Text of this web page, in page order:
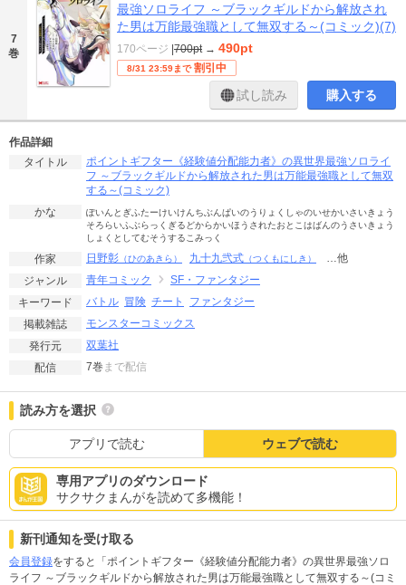
7
巻
最強ソロライフ ～ブラックギルドから解放され
た男は万能最強職として無双する～(コミック)(7)
170ページ |700pt → 490pt
8/31 23:59まで 割引中
試し読み 購入する
作品詳細
タイトル
ポイントギフター《経験値分配能力者》の異世界最強ソロライ
フ ～ブラックギルドから解放された男は万能最強職として無双
する～(コミック)
かな
ぽいんとぎふたーけいけんちぶんぱいのうりょくしゃのいせかいさいきょう
そろらいふぶらっくぎるどからかいほうされたおとこはばんのうさいきょう
しょくとしてむそうするこみっく
作家 日野彰 （ひのあきら） 九十九弐式 （つくもにしき）
…他
ジャンル
青年コミック
SF・ファンタジー
キーワード
バトル 冒険 チート
ファンタジー
掲載雑誌
モンスターコミックス
発行元
双葉社
配信
7巻 まで配信
読み方を選択
アプリで読む ウェブで読む
専用アプリのダウンロード
サクサクまんがを読めて多機能！
新刊通知を受け取る
会員登録をすると「ポイントギフター《経験値分配能力者》の異世界最強ソロ
ライフ ～ブラックギルドから解放された男は万能最強職として無双する～(コミ